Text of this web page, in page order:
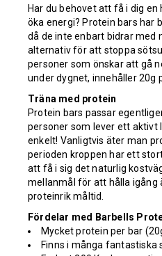
Har du behovet att få i dig
öka energi? Protein bars har
då de inte enbart bidrar med
alternativ för att stoppa
personer som önskar att gå
under dygnet, innehåller 20g
Träna med protein
Protein bars passar
personer som lever ett aktivt
enkelt! Vanligtvis äter man
perioden kroppen har ett
att få i sig det naturlig
mellanmål för att hålla
proteinrik måltid.
Fördelar med Barbells
Mycket protein per bar
Finns i många fantastiska